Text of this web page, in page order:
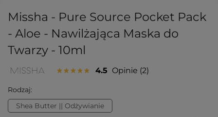
Missha - Pure Source Pocket Pack
- Aloe - Nawilżająca Maska do
Twarzy - 10ml
4.5 Opinie 2
Rodzaj:
Shea Butter || Odżywianie